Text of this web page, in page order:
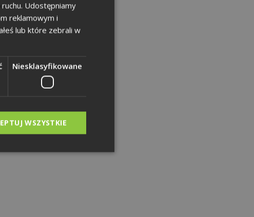
POLISH
Udostępniamy
reklamowym i
lub które zebrali w
Niesklasyfikowane
WSZYSTKIE